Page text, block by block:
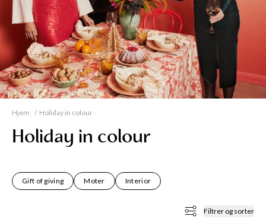
Hjem Holiday in colour
Holiday in colour
Gift of giving Moter Interior
Filtrer og sorter